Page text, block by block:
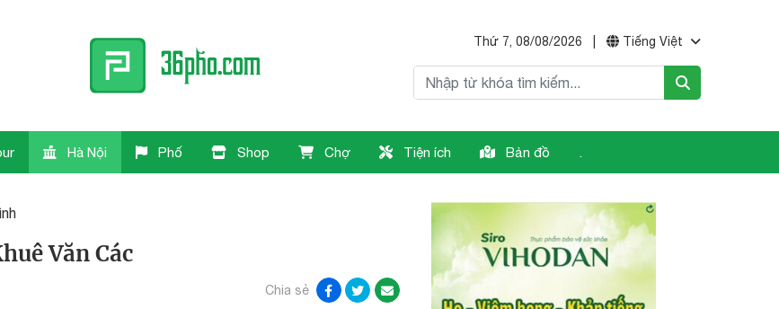
Thứ 7, 08/08/2026 Tiếng Việt
Hà Nội Phố Shop Chợ Tiện ích Bản đồ .
Văn Các
Chia sẻ